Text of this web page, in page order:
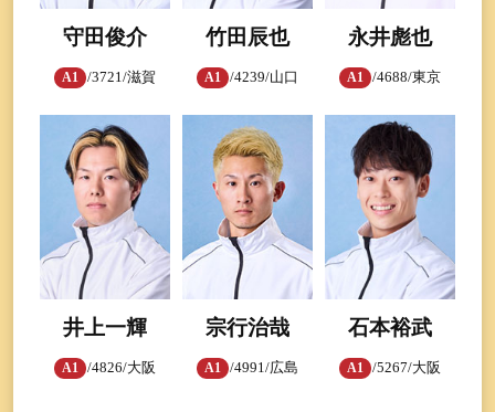
守田俊介
A1 /3721/滋賀
竹田辰也
A1 /4239/山口
永井彪也
A1 /4688/東京
井上一輝
A1 /4826/大阪
宗行治哉
A1 /4991/広島
石本裕武
A1 /5267/大阪